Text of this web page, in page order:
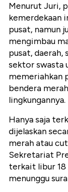
Menurut Juri,
kemerdekaan
pusat, namun
mengimbau
pusat, daerah,
sektor swasta
memeriahkan
bendera
lingkungannya.
Hanya saja
dijelaskan
merah atau
Sekretariat
terkait libur 18
menunggu